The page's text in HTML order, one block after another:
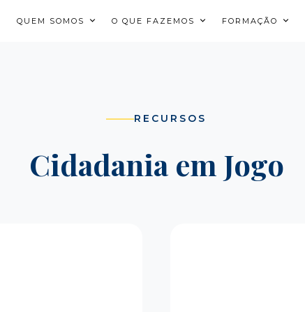
QUEM SOMOS O QUE FAZEMOS FORMAÇÃO
RECURSOS
Cidadania em Jogo